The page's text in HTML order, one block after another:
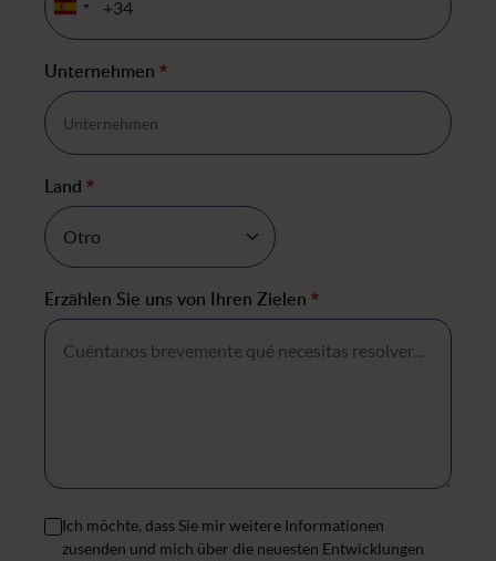
Unternehmen *
Land *
Erzählen Sie uns von Ihren Zielen *
Ich möchte, dass Sie mir weitere Informationen
zusenden und mich über die neuesten Entwicklungen